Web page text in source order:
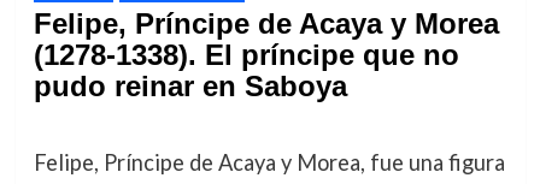
Felipe, Príncipe de Acaya y Morea
(1278-1338). El príncipe que no
pudo reinar en Saboya
Felipe, Príncipe de Acaya y Morea, fue una figura